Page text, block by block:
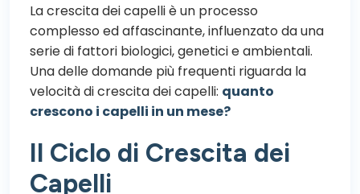
La crescita dei capelli è un processo
complesso ed affascinante, influenzato da una
serie di fattori biologici, genetici e ambientali.
Una delle domande più frequenti riguarda la
velocità di crescita dei capelli: quanto
crescono i capelli in un mese?
Il Ciclo di Crescita dei
Capelli